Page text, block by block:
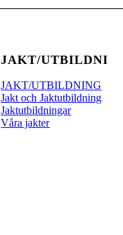
JAKT/UTBILDNING
JAKT/UTBILDNING
Jakt och Jaktutbildning
Jaktutbildningar
Våra jakter